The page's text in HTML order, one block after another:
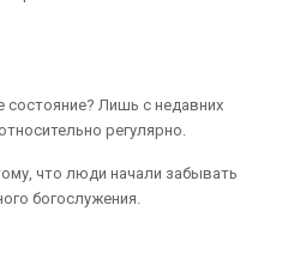
состояние? Лишь с недавних
относительно регулярно.
что люди начали забывать
богослужения.